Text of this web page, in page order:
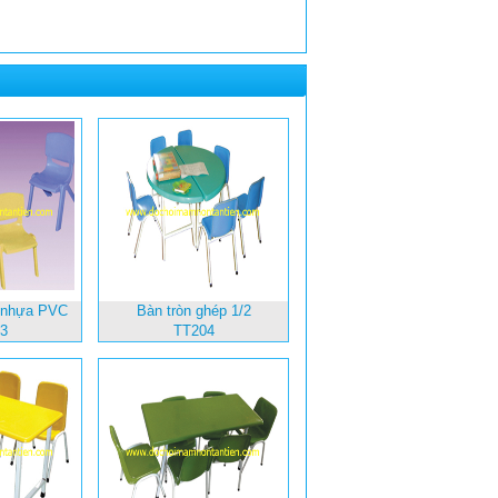
PVC
Bàn tròn ghép 1/2
TT204